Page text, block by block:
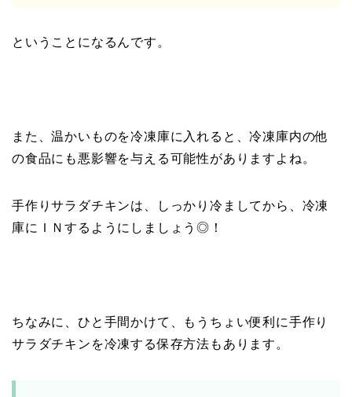
ということになるんです。
また、温かいものを冷凍庫に入れると、冷凍庫内の他
の食品にも悪影響を与える可能性がありますよね。
手作りサラダチキンは、しっかり冷ましてから、冷凍
庫にＩＮするようにしましょう◎！
ちなみに、ひと手間かけて、もうちょい便利に手作り
サラダチキンを冷凍する保存方法もあります。